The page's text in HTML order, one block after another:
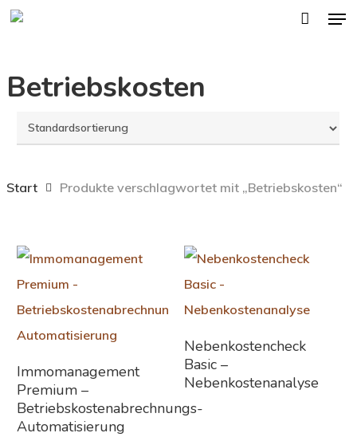
Skip
content
Betriebskosten
Start Produkte verschlagwortet mit „Betriebskosten“
Immomanagement
Premium –
Betriebskostenabrechnungs-
Automatisierung
Weiterlesen
Nebenkostencheck
Basic –
Nebenkostenanalyse